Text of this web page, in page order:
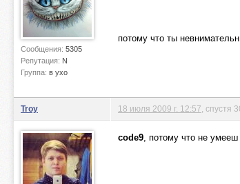
Сообщения: 5305
Репутация: N
Группа: в ухо
потому что ты
Troy 18 июля 2009 г. 12:57 , спустя
code9, потому что не умееш